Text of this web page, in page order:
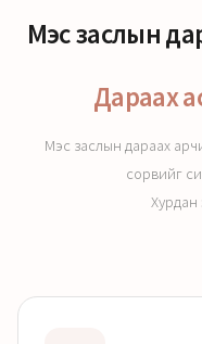
Мэс заслын
Дараах
Мэс заслын дараах
сорвийг
Хурдан